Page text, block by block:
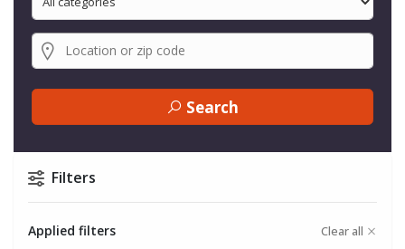
Search
Filters
Applied filters Clear all